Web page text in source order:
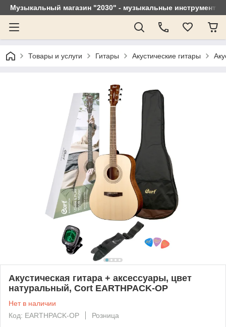
Музыкальный магазин "2030" - музыкальные
Товары и услуги Гитары Акустические гитары
Акустическая гитара + аксессуары, цвет
натуральный, Cort EARTHPACK-OP
Нет в наличии
Код: EARTHPACK-OP
Розница